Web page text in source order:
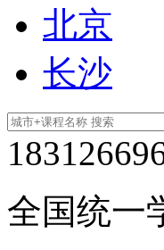
北京
长沙
全国统一